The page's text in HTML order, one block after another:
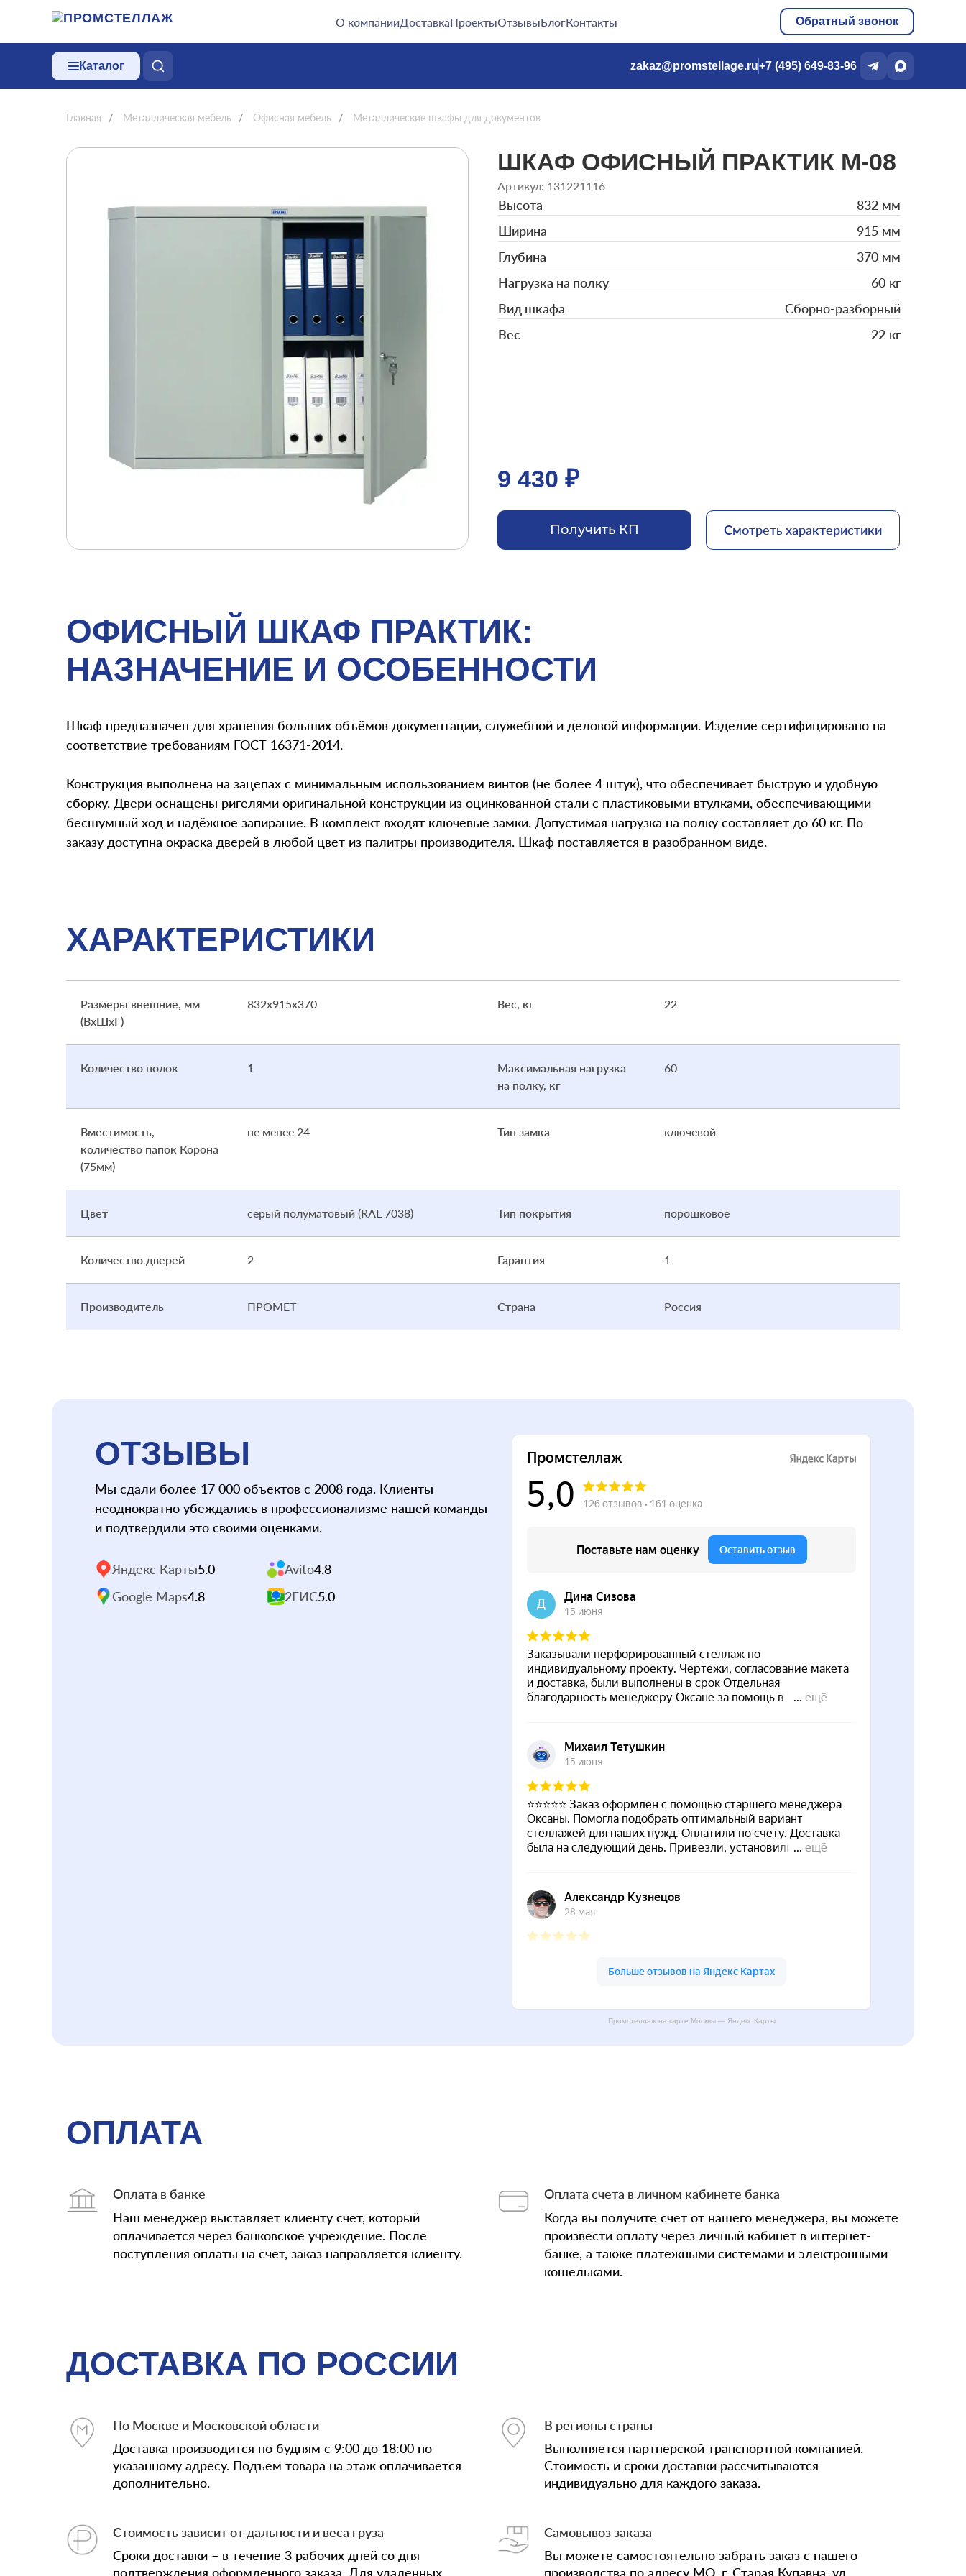
О компанииДоставкаПроектыОтзывыБлогКонтакты Обратный звонок
Каталог zakaz@promstellage.ru+7 (495) 649-83-96
Главная / Металлическая мебель / Офисная мебель / Металлические шкафы для документов
ШКАФ ОФИСНЫЙ ПРАКТИК M-08
Артикул: 131221116
Высота
832 мм
Ширина
915 мм
Глубина
370 мм
Нагрузка на полку
60 кг
Вид шкафа
Сборно-разборный
Вес
22 кг
Смотреть характеристики
Получить КП
9 430 ₽
ОФИСНЫЙ ШКАФ ПРАКТИК:
НАЗНАЧЕНИЕ И ОСОБЕННОСТИ
Шкаф предназначен для хранения больших объёмов документации, служебной и деловой информации. Изделие сертифицировано на
соответствие требованиям ГОСТ 16371-2014.
Конструкция выполнена на зацепах с минимальным использованием винтов (не более 4 штук), что обеспечивает быструю и удобную
сборку. Двери оснащены ригелями оригинальной конструкции из оцинкованной стали с пластиковыми втулками, обеспечивающими
бесшумный ход и надёжное запирание. В комплект входят ключевые замки. Допустимая нагрузка на полку составляет до 60 кг. По
заказу доступна окраска дверей в любой цвет из палитры производителя. Шкаф поставляется в разобранном виде.
ХАРАКТЕРИСТИКИ
Размеры внешние, мм
(ВхШхГ)
832x915x370 Вес, кг 22
Количество полок 1
Максимальная нагрузка
на полку, кг
60
Вместимость,
количество папок Корона
(75мм)
не менее 24 Тип замка ключевой
Цвет серый полуматовый (RAL 7038) Тип покрытия порошковое
Количество дверей 2 Гарантия 1
Производитель ПРОМЕТ Страна Россия
ОТЗЫВЫ
Мы сдали более 17 000 объектов с 2008 года. Клиенты
неоднократно убеждались в профессионализме нашей команды
и подтвердили это своими оценками.
Яндекс Карты5.0 Avito4.8
Google Maps4.8 2ГИС5.0
Промстеллаж на карте Москвы — Яндекс Карты
ОПЛАТА
Оплата в банке
Наш менеджер выставляет клиенту счет, который
оплачивается через банковское учреждение. После
поступления оплаты на счет, заказ направляется клиенту.
Оплата счета в личном кабинете банка
Когда вы получите счет от нашего менеджера, вы можете
произвести оплату через личный кабинет в интернет-
банке, а также платежными системами и электронными
кошельками.
ДОСТАВКА ПО РОССИИ
По Москве и Московской области
Доставка производится по будням с 9:00 до 18:00 по
указанному адресу. Подъем товара на этаж оплачивается
дополнительно.
В регионы страны
Выполняется партнерской транспортной компанией.
Стоимость и сроки доставки рассчитываются
индивидуально для каждого заказа.
Стоимость зависит от дальности и веса груза
Сроки доставки – в течение 3 рабочих дней со дня
подтверждения оформленного заказа. Для удаленных
Самовывоз заказа
Вы можете самостоятельно забрать заказ с нашего
производства по адресу МО, г. Старая Купавна, ул.